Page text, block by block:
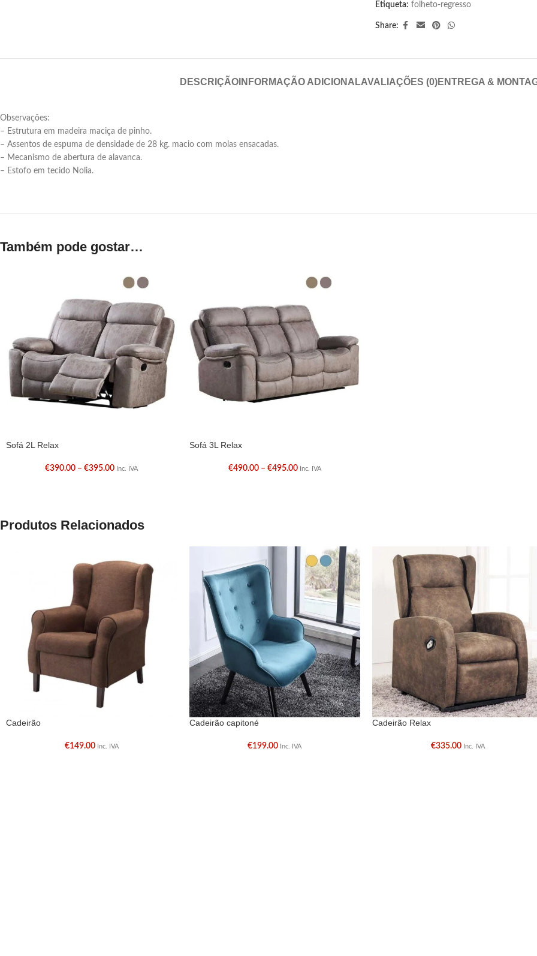
Etiqueta: folheto-regresso
Share:
DESCRIÇÃOINFORMAÇÃO ADICIONALAVALIAÇÕES (0)ENTREGA &
Observações:
– Estrutura em madeira maciça de pinho.
– Assentos de espuma de densidade de 28 kg. macio com molas ensacadas.
– Mecanismo de abertura de alavanca.
– Estofo em tecido Nolia.
Também pode gostar…
Sofá 2L Relax
€390.00 – €395.00 Inc. IVA
Sofá 3L Relax
€490.00 – €495.00 Inc. IVA
Produtos Relacionados
Cadeirão
€149.00 Inc. IVA
Cadeirão capitoné
€199.00 Inc. IVA
Cadeirão Relax
€335.00 Inc. IVA